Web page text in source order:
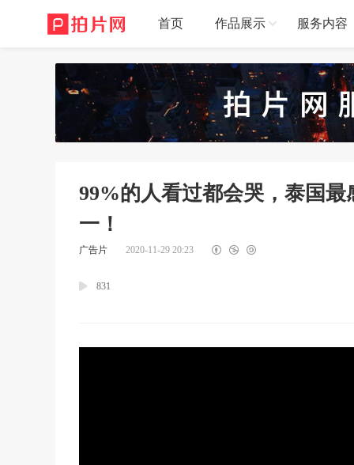
首页 作品展示 服务内容
99%的人看过都会哭，泰国
一！
广告片 2020-11-29 20:23
831